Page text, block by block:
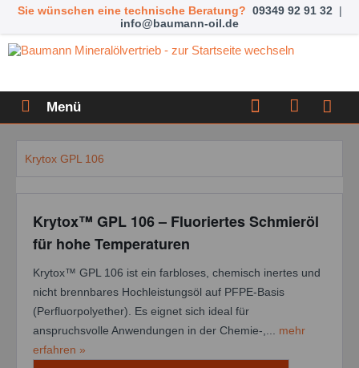
Sie wünschen eine technische Beratung? 09349 92 91 32 |
info@baumann-oil.de
Menü
Krytox GPL 106
Krytox™ GPL 106 – Fluoriertes Schmieröl
für hohe Temperaturen
Krytox™ GPL 106 ist ein farbloses, chemisch inertes und
nicht brennbares Hochleistungsöl auf PFPE-Basis
(Perfluorpolyether). Es eignet sich ideal für
anspruchsvolle Anwendungen in der Chemie-,... mehr
erfahren »